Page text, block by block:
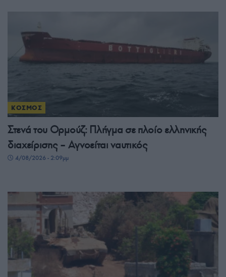
ΚΟΣΜΟΣ
Στενά του Ορμούζ: Πλήγμα σε πλοίο ελληνικής
διαχείρισης – Αγνοείται ναυτικός
4/08/2026 - 2:09μμ